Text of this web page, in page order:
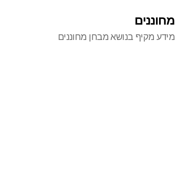
מחוננים
מידע מקיף בנושא מבחן מחוננים